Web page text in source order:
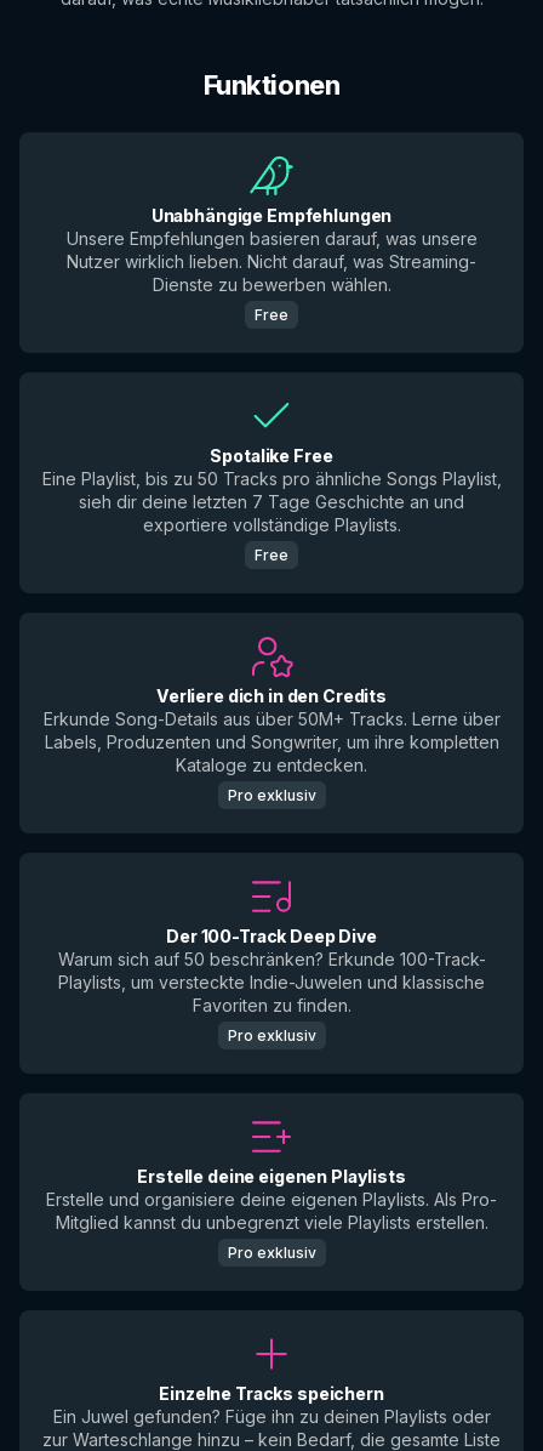
Funktionen
Unabhängige Empfehlungen
Unsere Empfehlungen basieren darauf, was unsere
Nutzer wirklich lieben. Nicht darauf, was Streaming-
Dienste zu bewerben wählen.
Free
Spotalike Free
Eine Playlist, bis zu 50 Tracks pro ähnliche Songs Playlist,
sieh dir deine letzten 7 Tage Geschichte an und
exportiere vollständige Playlists.
Free
Verliere dich in den Credits
Erkunde Song-Details aus über 50M+ Tracks. Lerne über
Labels, Produzenten und Songwriter, um ihre kompletten
Kataloge zu entdecken.
Pro exklusiv
Der 100-Track Deep Dive
Warum sich auf 50 beschränken? Erkunde 100-Track-
Playlists, um versteckte Indie-Juwelen und klassische
Favoriten zu finden.
Pro exklusiv
Erstelle deine eigenen Playlists
Erstelle und organisiere deine eigenen Playlists. Als Pro-
Mitglied kannst du unbegrenzt viele Playlists erstellen.
Pro exklusiv
Einzelne Tracks speichern
Ein Juwel gefunden? Füge ihn zu deinen Playlists oder
zur Warteschlange hinzu – kein Bedarf, die gesamte Liste